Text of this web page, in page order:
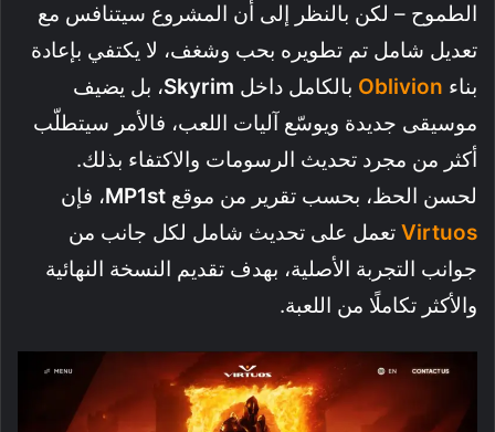
الطموح – لكن بالنظر إلى أن المشروع سيتنافس مع
تعديل شامل تم تطويره بحب وشغف، لا يكتفي بإعادة
بناء Oblivion بالكامل داخل Skyrim، بل يضيف
موسيقى جديدة ويوسّع آليات اللعب، فالأمر سيتطلّب
أكثر من مجرد تحديث الرسومات والاكتفاء بذلك.
لحسن الحظ، بحسب تقرير من موقع MP1st، فإن
Virtuos تعمل على تحديث شامل لكل جانب من
جوانب التجربة الأصلية، بهدف تقديم النسخة النهائية
والأكثر تكاملًا من اللعبة.